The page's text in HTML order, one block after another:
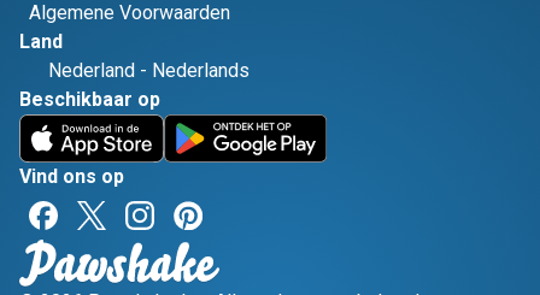
Algemene Voorwaarden
Land
Nederland - Nederlands
Beschikbaar op
Vind ons op